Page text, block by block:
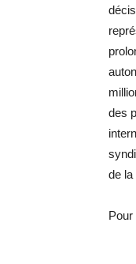
des
de la
Pour